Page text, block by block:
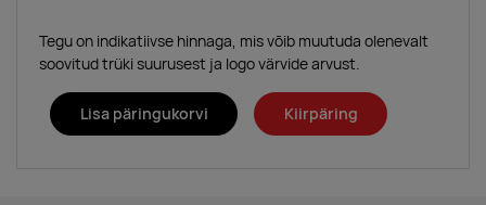
Tegu on indikatiivse hinnaga, mis võib muutuda olenevalt
soovitud trüki suurusest ja logo värvide arvust.
Lisa päringukorvi Kiirpäring